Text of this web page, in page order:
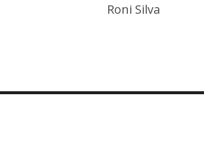
Roni Silva